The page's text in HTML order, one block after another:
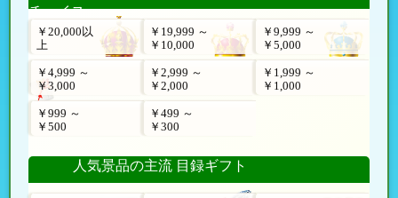
チョイス
￥20,000以
上
￥19,999 ～
￥10,000
￥9,999 ～
￥5,000
￥4,999 ～
￥3,000
￥2,999 ～
￥2,000
￥1,999 ～
￥1,000
￥999 ～
￥500
￥499 ～
￥300
人気景品の主流 目録ギフト